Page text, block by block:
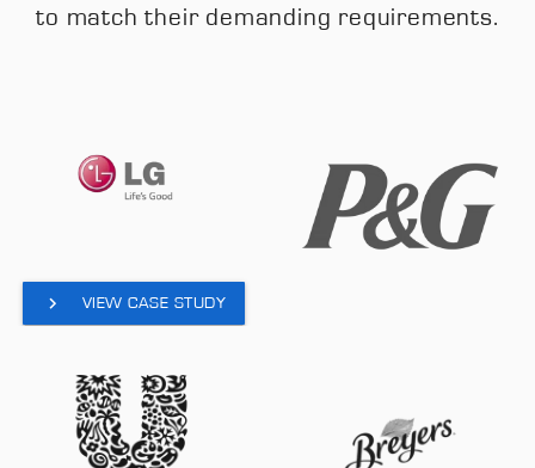
to match their demanding requirements.
VIEW CASE STUDY